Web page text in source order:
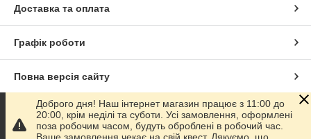
Доставка та оплата
Графік роботи
Повна версія сайту
Сайт створено на маркетплейсіProm.ua
Доброго дня! Наш інтернет магазин працює з 11:00 до
20:00, крім неділі та суботи. Усі замовлення, оформлені
поза робочим часом, будуть оброблені в робочий час.